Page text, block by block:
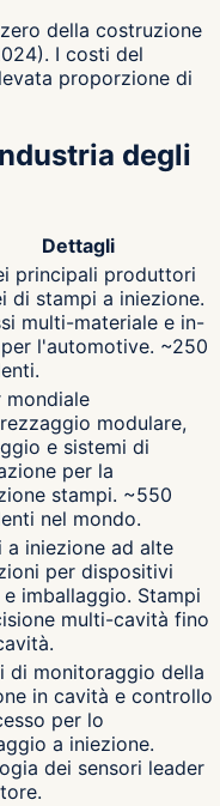
della costruzione
I costi del
proporzione di
degli
Dettagli
principali produttori
di stampi a iniezione.
multi-materiale e in-
l'automotive. ~250
mondiale
modulare,
e sistemi di
per la
stampi. ~550
nel mondo.
a iniezione ad alte
per dispositivi
imballaggio. Stampi
multi-cavità fino
di monitoraggio della
in cavità e controllo
per lo
a iniezione.
dei sensori leader